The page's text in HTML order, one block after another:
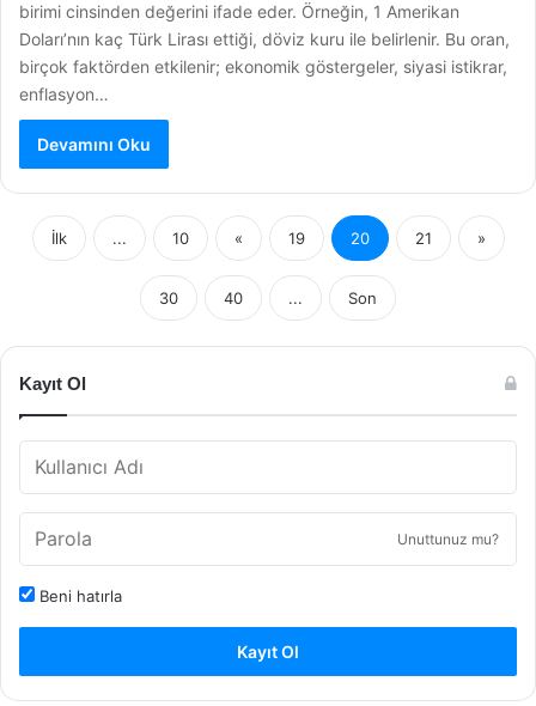
birimi cinsinden değerini ifade eder. Örneğin, 1 Amerikan
Doları’nın kaç Türk Lirası ettiği, döviz kuru ile belirlenir. Bu oran,
birçok faktörden etkilenir; ekonomik göstergeler, siyasi istikrar,
enflasyon…
Devamını Oku
İlk ... 10 « 19 20 21 »
30 40 ... Son
Kayıt Ol
Unuttunuz mu?
Beni hatırla
Kayıt Ol